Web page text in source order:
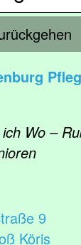
Wo –
9
Köris